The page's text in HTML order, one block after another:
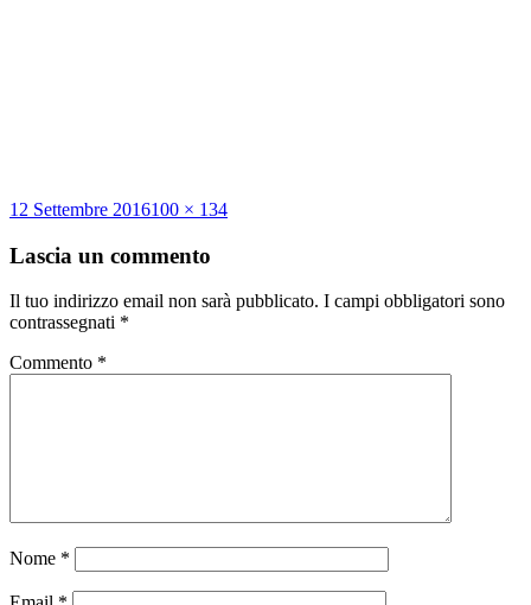
Scritto
12 Settembre 2016Dimensione
100 × 134
Lascia un commento
Il tuo indirizzo email non sarà pubblicato. I campi obbligatori sono
contrassegnati *
Commento *
Nome *